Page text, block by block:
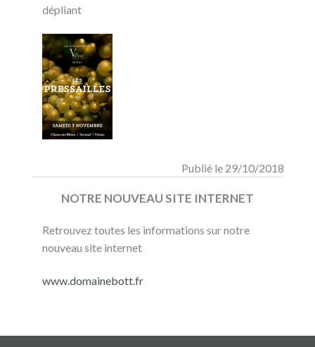
dépliant
Publié le 29/10/2018
NOTRE NOUVEAU SITE INTERNET
Retrouvez toutes les informations sur notre
nouveau site internet
www.domainebott.fr